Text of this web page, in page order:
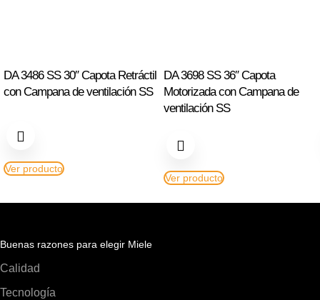
DA 3486 SS 30″ Capota Retráctil
con Campana de ventilación SS
Ver producto
DA 3698 SS 36″ Capota
Motorizada con Campana de
ventilación SS
Ver producto
Buenas razones para elegir Miele
Calidad
Tecnología